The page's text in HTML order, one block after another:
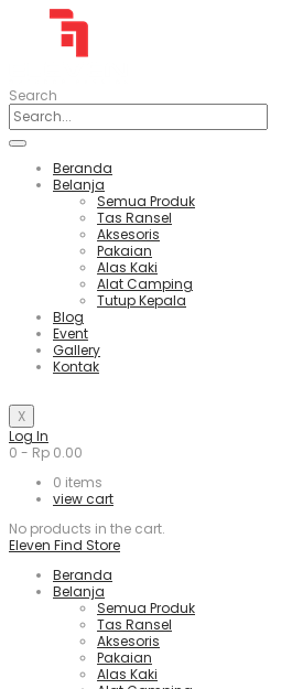
Search
Beranda
Belanja
Semua Produk
Tas Ransel
Aksesoris
Pakaian
Alas Kaki
Alat Camping
Tutup Kepala
Blog
Event
Gallery
Kontak
X
Log In
0 - Rp 0.00
0 items
view cart
No products in the cart.
Eleven Find Store
Beranda
Belanja
Semua Produk
Tas Ransel
Aksesoris
Pakaian
Alas Kaki